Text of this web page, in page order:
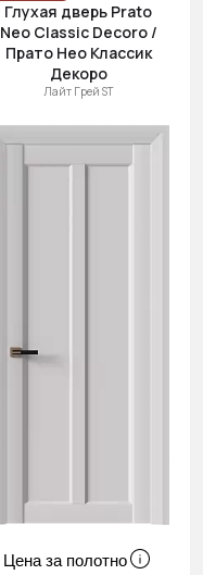
Глухая дверь Prato
Neo Classic Decoro /
Прато Нео Классик
Декоро
Лайт Грей ST
Цена за полотно